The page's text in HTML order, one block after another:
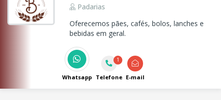
Padarias
Oferecemos pães, cafés, bolos, lanches e
bebidas em geral.
Whatsapp
1
Telefone E-mail